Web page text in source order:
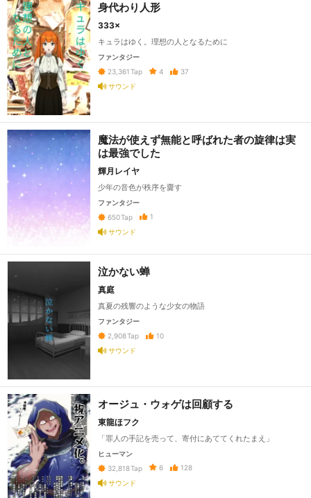
身代わり人形
333×
キュラはゆく。理想の人となるために
ファンタジー
23,361 Tap 4
37
サウンド
魔法が使えず無能と呼ばれた者の旋律は実
は最強でした
輝月レイヤ
少年の音色が秩序を齎す
ファンタジー
650Tap
1
サウンド
泣かない蝉
真庭
真夏の残響のような少女の物語
ファンタジー
2,908Tap
10
サウンド
オージュ・ウォゲは回顧する
東龍ほフク
「罪人の手記を売って、寄付にあててくれたまえ」
ヒューマン
32,818Tap 6
128
サウンド